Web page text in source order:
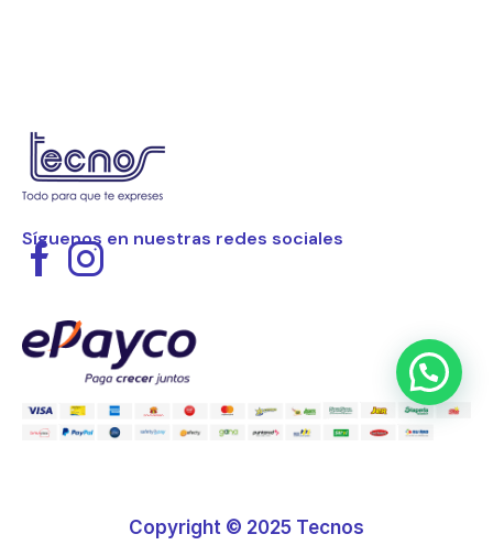
Síguenos en nuestras redes sociales
Copyright © 2025 Tecnos